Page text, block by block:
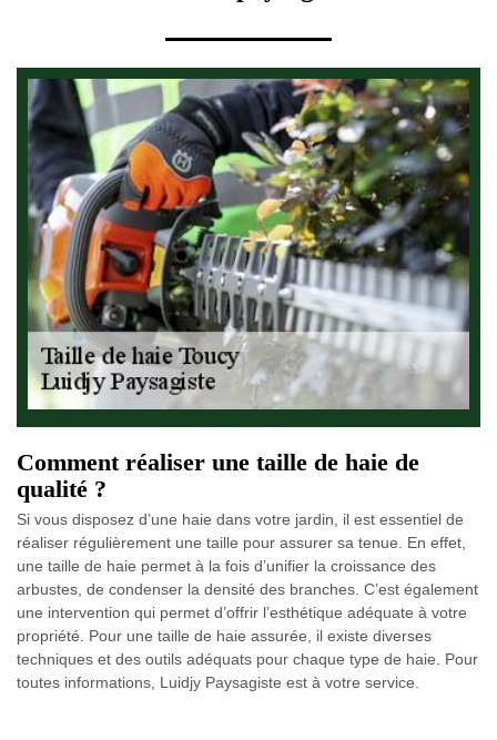
Comment réaliser une taille de haie de
qualité ?
Si vous disposez d’une haie dans votre jardin, il est essentiel de
réaliser régulièrement une taille pour assurer sa tenue. En effet,
une taille de haie permet à la fois d’unifier la croissance des
arbustes, de condenser la densité des branches. C’est également
une intervention qui permet d’offrir l’esthétique adéquate à votre
propriété. Pour une taille de haie assurée, il existe diverses
techniques et des outils adéquats pour chaque type de haie. Pour
toutes informations, Luidjy Paysagiste est à votre service.